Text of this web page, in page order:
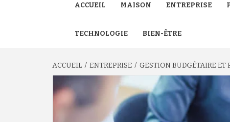
ACCUEIL MAISON ENTREPRISE
TECHNOLOGIE BIEN-ÊTRE
ACCUEIL ENTREPRISE GESTION BUDGÉTAIRE ET